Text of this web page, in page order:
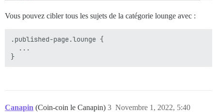
Vous pouvez cibler tous les sujets de la catégorie lounge avec :
.published-page.lounge {
  ...
Canapin (Coin-coin le Canapin) Novembre 1, 2022, 5:40
3